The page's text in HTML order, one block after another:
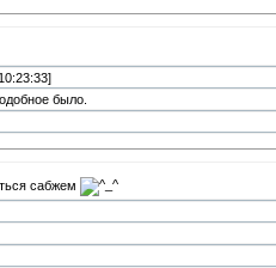
было.
сабжем